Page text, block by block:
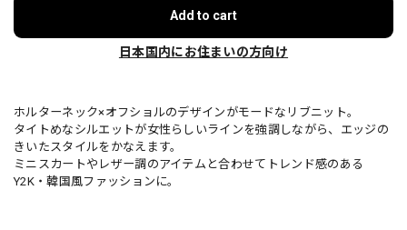
Add to cart
日本国内にお住まいの方向け
ホルターネック×オフショルのデザインがモードなリブニット。
タイトめなシルエットが女性らしいラインを強調しながら、エッジの
きいたスタイルをかなえます。
ミニスカートやレザー調のアイテムと合わせてトレンド感のある
Y2K・韓国風ファッションに。